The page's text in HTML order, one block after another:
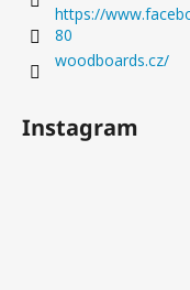
https://
80
woodboards.cz/
Instagram